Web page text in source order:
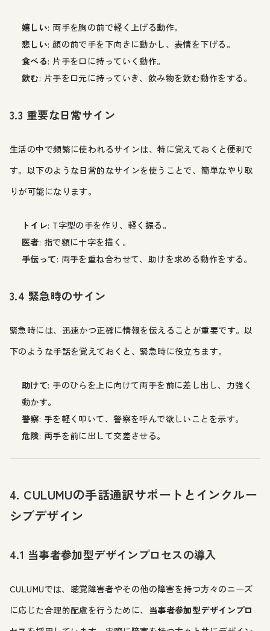
嬉しい: 両手を胸の前で軽く上げる動作。
悲しい: 顔の前で手を下向きに動かし、表情を下げる。
食べる: 片手を口に持っていく動作。
飲む: 片手を口元に持っていき、飲み物を飲む動作をする。
3.3 重要な日常サイン
生活の中で頻繁に使われるサインは、特に覚えておくと便利で
す。以下のような日常的なサインを使うことで、簡単なやり取
りが可能になります。
トイレ: T字型の手を作り、軽く振る。
医者: 指で額に十字を描く。
手伝って: 両手を重ね合わせて、助けを求める動作をする。
3.4 緊急時のサイン
緊急時には、迅速かつ正確に情報を伝えることが重要です。以
下のような手話を覚えておくと、緊急時に役立ちます。
助けて: 手のひらを上に向けて両手を前に差し出し、力強く
動かす。
警察: 手を軽く叩いて、警察を呼んで欲しいことを示す。
危険: 両手を前に出して交差させる。
4. CULUMUの手話通訳サポートとインクルー
シブデザイン
4.1 当事者参加型デザインプロセスの導入
CULUMUでは、聴覚障害者やその他の障害を持つ方々のニーズ
に応じた合理的配慮を行うために、 当事者参加型デザインプロ